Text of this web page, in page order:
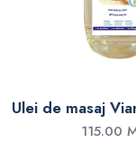
Ulei de masaj
115.00